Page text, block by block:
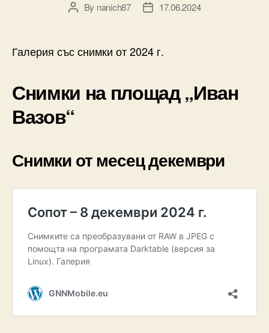
PostBy nanich87
Post17.06.2024
Галерия със снимки от 2024 г.
Снимки на площад „Иван
Вазов“
Снимки от месец декември